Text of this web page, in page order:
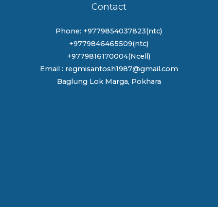
Contact
Phone: +9779854037823(ntc)
+9779846465509(ntc)
+9779816170004(Ncell)
Email : regmisantosh1987@gmail.com
Baglung Lok Marga, Pokhara